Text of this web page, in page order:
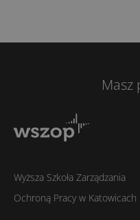
Masz
Wyższa Szkoła Zarządzania
Ochroną Pracy w Katowicach